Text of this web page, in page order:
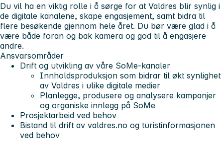
Du vil ha en viktig rolle i å sørge for at Valdres blir synlig i
de digitale kanalene, skape engasjement, samt bidra til
flere besøkende gjennom hele året. Du bør være glad i å
være både foran og bak kamera og god til å engasjere
andre.
Ansvarsområder
Drift og utvikling av våre SoMe-kanaler
Innholdsproduksjon som bidrar til økt synlighet
av Valdres i ulike digitale medier
Planlegge, produsere og analysere kampanjer
og organiske innlegg på SoMe
Prosjektarbeid ved behov
Bistand til drift av valdres.no og turistinformasjonen
ved behov